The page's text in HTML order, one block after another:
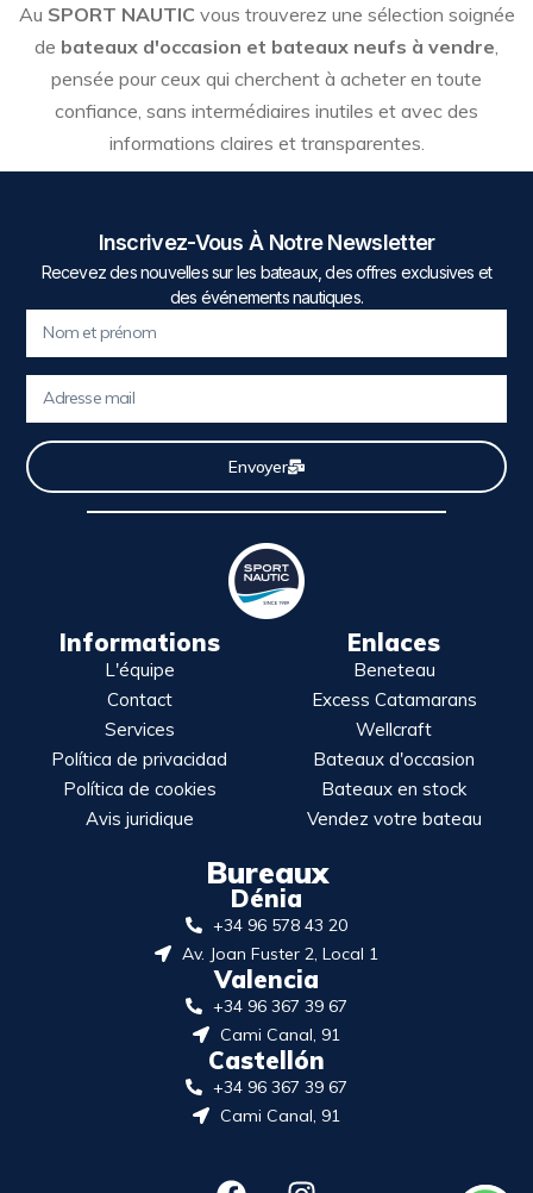
Au SPORT NAUTIC vous trouverez une sélection soignée
de bateaux d'occasion et bateaux neufs à vendre
pensée pour ceux qui cherchent à acheter en toute
confiance, sans intermédiaires inutiles et avec des
informations claires et transparentes.
Inscrivez-Vous À Notre Newsletter
Recevez des nouvelles sur les bateaux, des offres exclusives et
des événements nautiques.
Envoyer
Informations
L'équipe
Contact
Services
Política de privacidad
Política de cookies
Avis juridique
Enlaces
Beneteau
Excess Catamarans
Wellcraft
Bateaux d'occasion
Bateaux en stock
Vendez votre bateau
Bureaux
Dénia
+34 96 578 43 20
Av. Joan Fuster 2, Local 1
Valencia
+34 96 367 39 67
Cami Canal, 91
Castellón
+34 96 367 39 67
Cami Canal, 91